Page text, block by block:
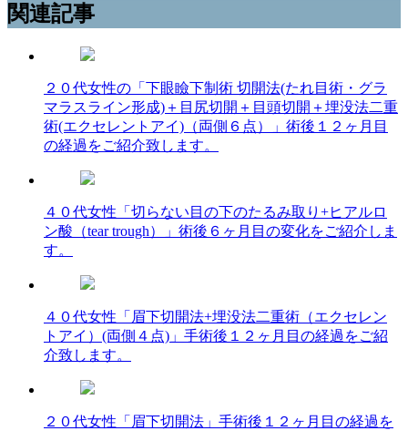
関連記事
２０代女性の「下眼瞼下制術 切開法(たれ目術・グラ
マラスライン形成)＋目尻切開＋目頭切開＋埋没法二重
術(エクセレントアイ)（両側６点）」術後１２ヶ月目
の経過をご紹介致します。
４０代女性「切らない目の下のたるみ取り+ヒアルロ
ン酸（tear trough）」術後６ヶ月目の変化をご紹介しま
す。
４０代女性「眉下切開法+埋没法二重術（エクセレン
トアイ）(両側４点)」手術後１２ヶ月目の経過をご紹
介致します。
２０代女性「眉下切開法」手術後１２ヶ月目の経過を